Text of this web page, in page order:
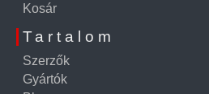
Kosár
Tartalom
Szerzők
Gyártók